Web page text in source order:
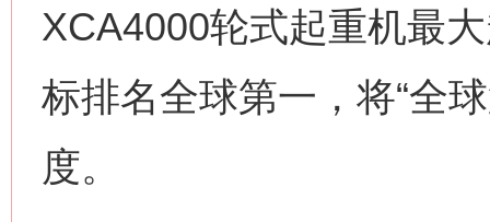
XCA4000轮式起重机最
标排名全球第一，将“全
度。